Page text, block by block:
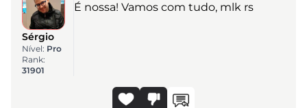
Sérgio
Nível: Pro
Rank:
31901
É nossa! Vamos com tudo, mlk rs